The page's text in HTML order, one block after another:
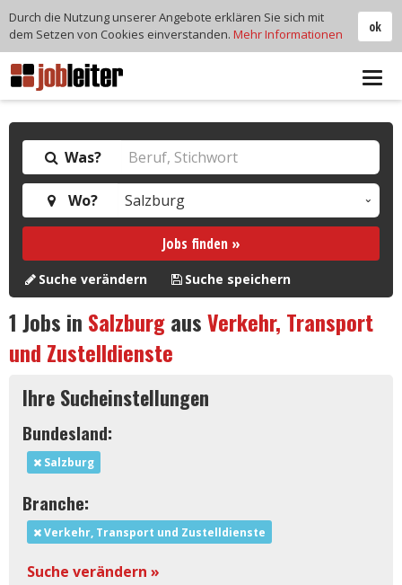
Was?
Wo?
Jobs finden »
Suche verändern Suche speichern
1 Jobs in SalzburgausVerkehr, Transport
und Zustelldienste
Ihre Sucheinstellungen
Bundesland:
Salzburg
Branche:
Verkehr, Transport und Zustelldienste
Suche verändern »
ok
Durch die Nutzung unserer Angebote erklären Sie sich mit
dem Setzen von Cookies einverstanden. Mehr Informationen